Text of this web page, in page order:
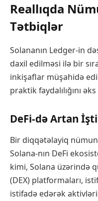
Reallıqda
Tətbiqlər
Solananın Ledger-in
daxil edilməsi ilə bir
inkişaflar müşahidə
praktik faydalılığını
DeFi-də Artan
Bir diqqətəlayiq
Solana-nın DeFi
kimi, Solana üzərində
(DEX) platformaları,
istifadə edərək